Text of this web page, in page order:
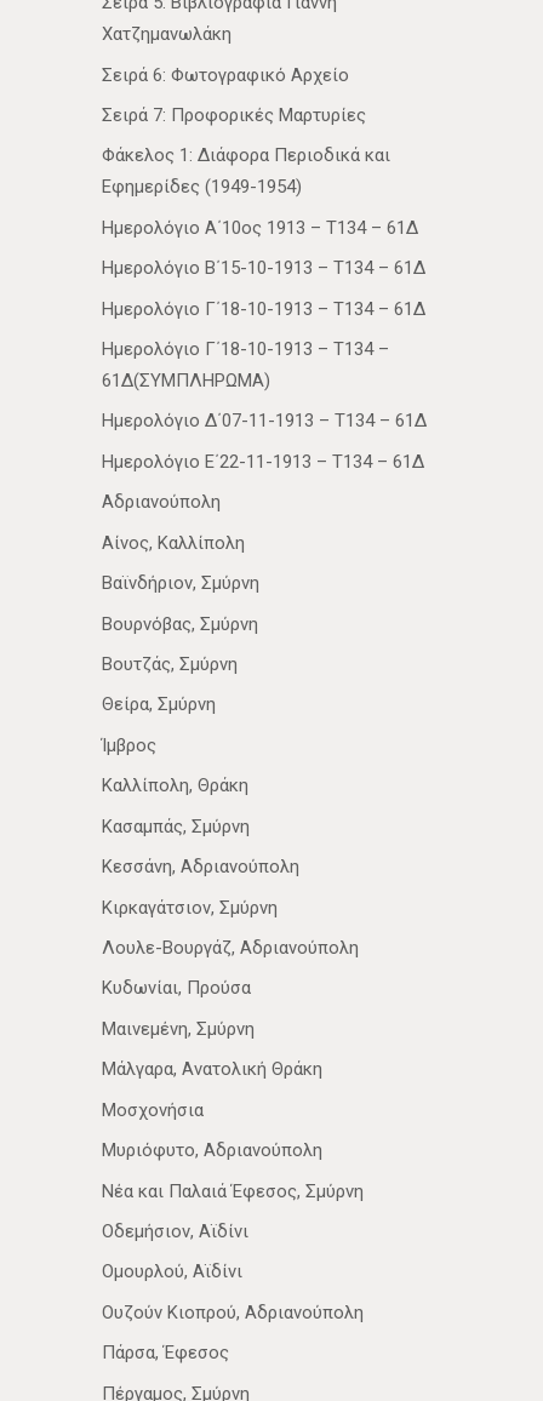
Χατζημανωλάκη
Σειρά 6: Φωτογραφικό Αρχείο
Σειρά 7: Προφορικές Μαρτυρίες
Φάκελος 1: Διάφορα Περιοδικά και
Εφημερίδες (1949-1954)
Ημερολόγιο Α΄10ος 1913 – Τ134 – 61Δ
Ημερολόγιο Β΄15-10-1913 – Τ134 – 61Δ
Ημερολόγιο Γ΄18-10-1913 – Τ134 – 61Δ
Ημερολόγιο Γ΄18-10-1913 – Τ134 –
61Δ(ΣΥΜΠΛΗΡΩΜΑ)
Ημερολόγιο Δ΄07-11-1913 – Τ134 – 61Δ
Ημερολόγιο Ε΄22-11-1913 – Τ134 – 61Δ
Αδριανούπολη
Αίνος, Καλλίπολη
Βαϊνδήριον, Σμύρνη
Βουρνόβας, Σμύρνη
Βουτζάς, Σμύρνη
Θείρα, Σμύρνη
Ίμβρος
Καλλίπολη, Θράκη
Κασαμπάς, Σμύρνη
Κεσσάνη, Αδριανούπολη
Κιρκαγάτσιον, Σμύρνη
Λουλε-Βουργάζ, Αδριανούπολη
Κυδωνίαι, Προύσα
Μαινεμένη, Σμύρνη
Μάλγαρα, Ανατολική Θράκη
Μοσχονήσια
Μυριόφυτο, Αδριανούπολη
Νέα­ και Παλαιά Έφεσος, Σμύρνη
Οδεμήσιον, Αϊδίνι
Ομουρλού, Αϊδίνι
Ουζούν Κιοπρού, Αδριανούπολη
Πάρσα, Έφεσος
Πέργαμος, Σμύρνη